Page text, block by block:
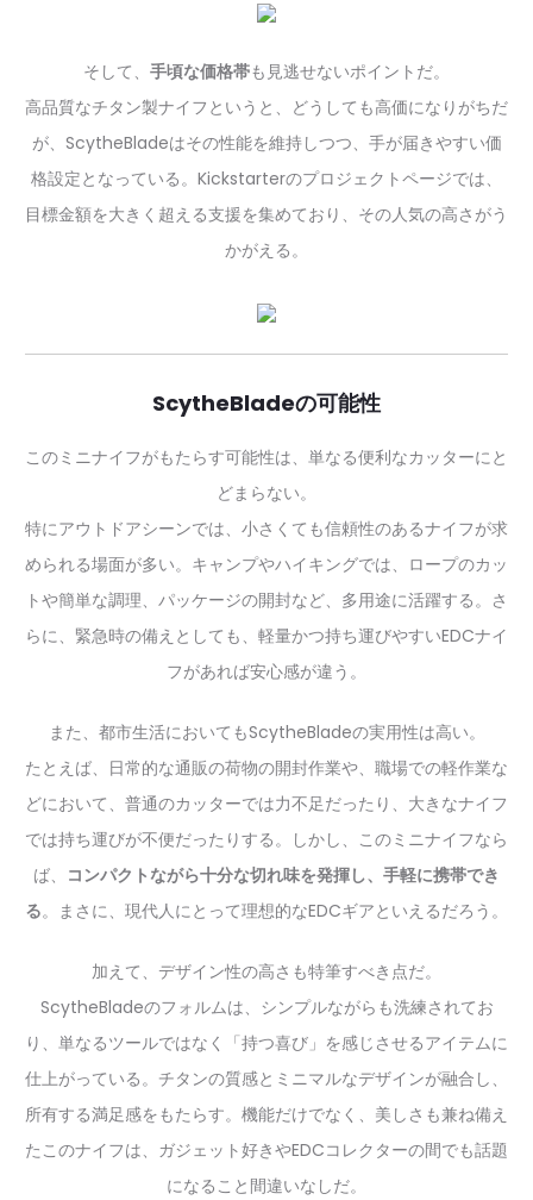
そして、 手頃な価格帯も見逃せないポイントだ。
高品質なチタン製ナイフというと、どうしても高価になりがちだ
が、ScytheBladeはその性能を維持しつつ、手が届きやすい価
格設定となっている。Kickstarterのプロジェクトページでは、
目標金額を大きく超える支援を集めており、その人気の高さがう
かがえる。
ScytheBladeの可能性
このミニナイフがもたらす可能性は、単なる便利なカッターにと
どまらない。
特にアウトドアシーンでは、小さくても信頼性のあるナイフが求
められる場面が多い。キャンプやハイキングでは、ロープのカッ
トや簡単な調理、パッケージの開封など、多用途に活躍する。さ
らに、緊急時の備えとしても、軽量かつ持ち運びやすいEDCナイ
フがあれば安心感が違う。
また、都市生活においてもScytheBladeの実用性は高い。
たとえば、日常的な通販の荷物の開封作業や、職場での軽作業な
どにおいて、普通のカッターでは力不足だったり、大きなナイフ
では持ち運びが不便だったりする。しかし、このミニナイフなら
ば、 コンパクトながら十分な切れ味を発揮し、手軽に携帯でき
る。まさに、現代人にとって理想的なEDCギアといえるだろう。
加えて、デザイン性の高さも特筆すべき点だ。
ScytheBladeのフォルムは、シンプルながらも洗練されてお
り、単なるツールではなく「持つ喜び」を感じさせるアイテムに
仕上がっている。チタンの質感とミニマルなデザインが融合し、
所有する満足感をもたらす。機能だけでなく、美しさも兼ね備え
たこのナイフは、ガジェット好きやEDCコレクターの間でも話題
になること間違いなしだ。